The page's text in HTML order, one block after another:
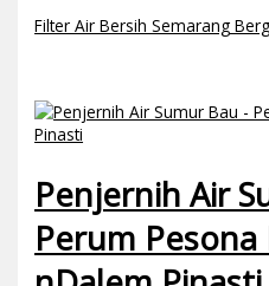
Filter Air Bersih Semarang
Penjernih Air
Perum